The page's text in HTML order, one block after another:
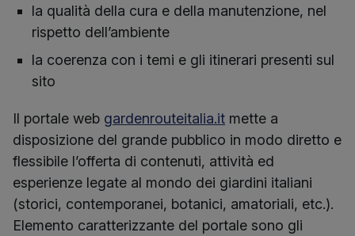
la qualità della cura e della manutenzione, nel
rispetto dell’ambiente
la coerenza con i temi e gli itinerari presenti sul
sito
Il portale web gardenrouteitalia.it mette a
disposizione del grande pubblico in modo diretto e
flessibile l’offerta di contenuti, attività ed
esperienze legate al mondo dei giardini italiani
(storici, contemporanei, botanici, amatoriali, etc.).
Elemento caratterizzante del portale sono gli